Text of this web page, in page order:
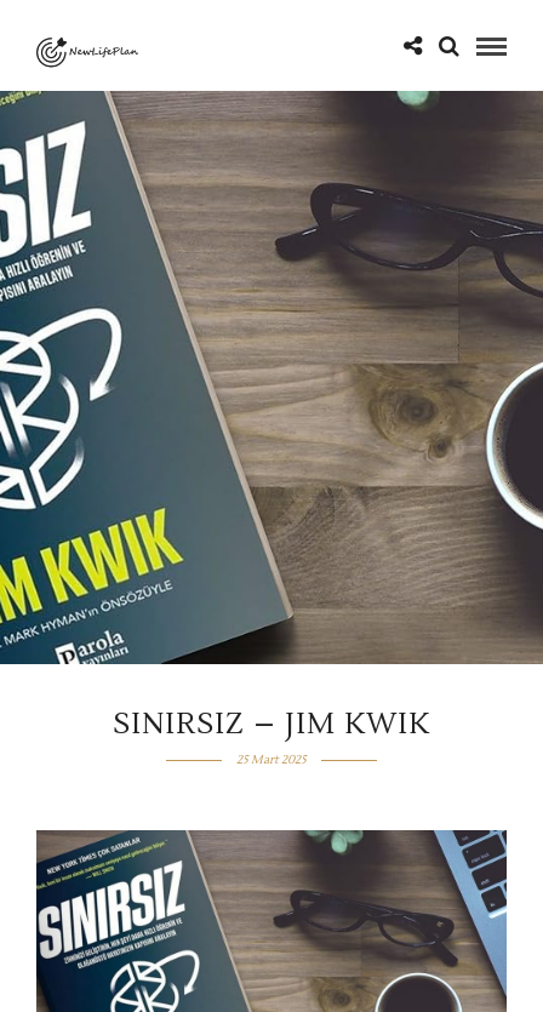
SINIRSIZ – JIM KWIK
25 Mart 2025